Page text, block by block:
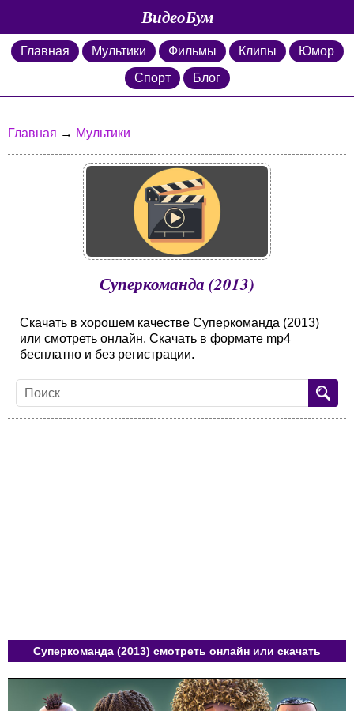
ВидеоБум
Главная Мультики Фильмы Клипы
Юмор
Спорт
Блог
Главная → Мультики
Суперкоманда (2013)
Скачать в хорошем качестве Суперкоманда (2013)
или смотреть онлайн. Скачать в формате mp4
бесплатно и без регистрации.
Суперкоманда (2013) смотреть онлайн или скачать